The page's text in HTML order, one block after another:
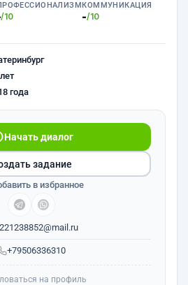
/10
КОММУНИКАЦИЯ
-/10
года
+79506336310
Начать диалог
задание
в избранное
на профиль